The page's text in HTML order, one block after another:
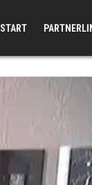
START